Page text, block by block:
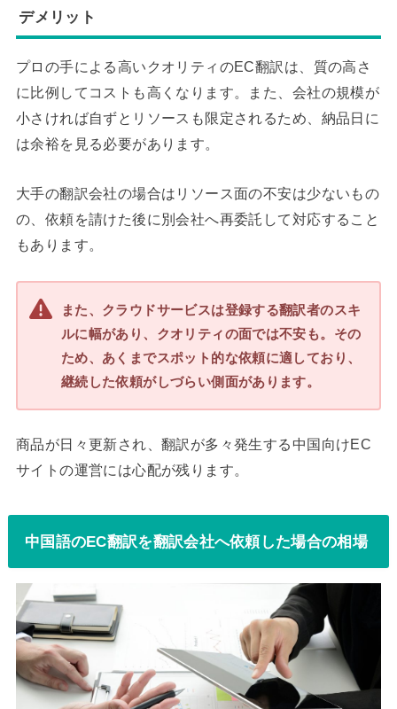
デメリット
プロの手による高いクオリティのEC翻訳は、質の高さ
に比例してコストも高くなります。また、会社の規模が
小さければ自ずとリソースも限定されるため、納品日に
は余裕を見る必要があります。
大手の翻訳会社の場合はリソース面の不安は少ないもの
の、依頼を請けた後に別会社へ再委託して対応すること
もあります。
また、クラウドサービスは登録する翻訳者のスキ
ルに幅があり、クオリティの面では不安も。その
ため、あくまでスポット的な依頼に適しており、
継続した依頼がしづらい側面があります。
商品が日々更新され、翻訳が多々発生する中国向けEC
サイトの運営には心配が残ります。
中国語のEC翻訳を翻訳会社へ依頼した場合の相場